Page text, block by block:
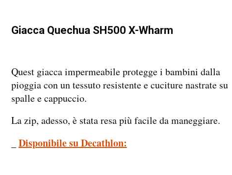
Giacca Quechua SH500 X-Wharm
Quest giacca impermeabile protegge i bambini dalla
pioggia con un tessuto resistente e cuciture nastrate su
spalle e cappuccio.
La zip, adesso, è stata resa più facile da maneggiare.
Disponibile su Decathlon: